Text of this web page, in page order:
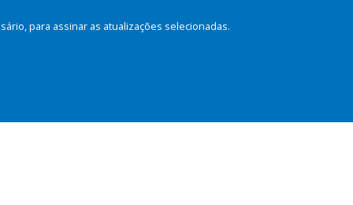
para assinar as atualizações selecionadas.